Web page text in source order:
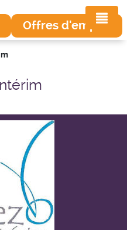
Offres d'emploi